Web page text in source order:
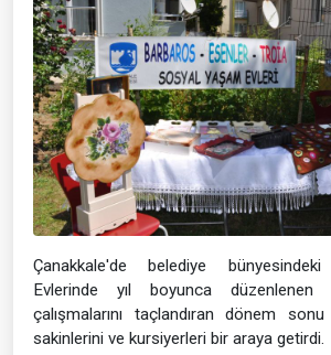
Çanakkale'de belediye
Evlerinde yıl boyunca
çalışmalarını taçlandıran dönem
sakinlerini ve kursiyerleri bir araya getirdi.